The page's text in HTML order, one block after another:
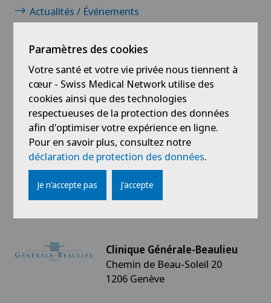
Actualités / Événements
Médias
Nos partenaires
Mentions légales
Soins à domicile Générale-Beaulieu - Genève,
rive gauche
Clinique Générale-Beaulieu
Chemin de Beau-Soleil 20
1206 Genève
Paramètres des cookies
Votre santé et votre vie privée nous tiennent à
cœur - Swiss Medical Network utilise des
cookies ainsi que des technologies
respectueuses de la protection des données
afin d'optimiser votre expérience en ligne.
Pour en savoir plus, consultez notre
déclaration de protection des données.
Je n'accepte pas J'accepte